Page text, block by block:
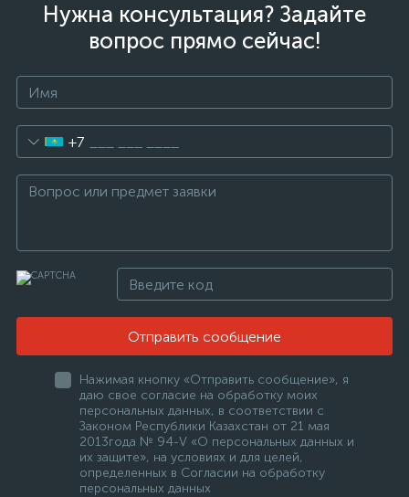
Нужна консультация? Задайте
вопрос прямо сейчас!
+7
Отправить сообщение
Нажимая кнопку «Отправить сообщение», я
даю свое согласие на обработку моих
персональных данных, в соответствии с
Законом Республики Казахстан от 21 мая
2013года № 94-V «О персональных данных и
их защите», на условиях и для целей,
определенных в Согласии на обработку
персональных данных